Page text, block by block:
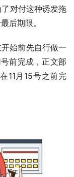
对付这种诱发拖
后期限。
始前先自行做一
前完成，正文部
11月15号之前完